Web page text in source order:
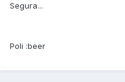
Segura...
Poli :beer